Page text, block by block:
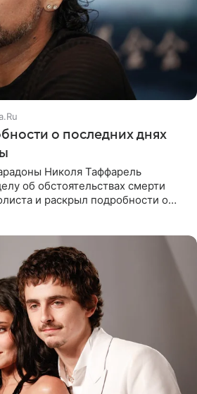
о последних днях
Николя Таффарель
об обстоятельствах смерти
и раскрыл подробности о